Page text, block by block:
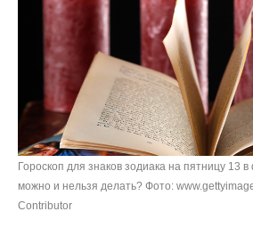
Гороскоп для знаков зодиака на пятницу 13
можно и нельзя делать? Фото:
Contributor